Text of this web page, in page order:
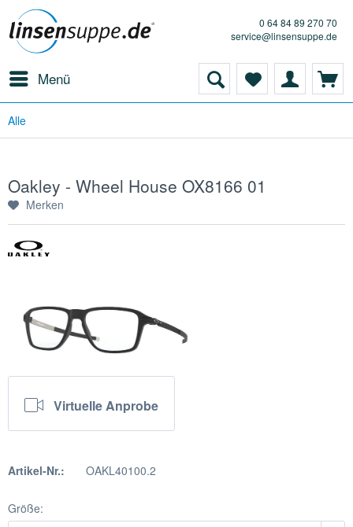
0 64 84 89 270 70
service@linsensuppe.de
Menü
Alle
Oakley - Wheel House OX8166 01
Merken
Virtuelle Anprobe
Artikel-Nr.: OAKL40100.2
Größe: